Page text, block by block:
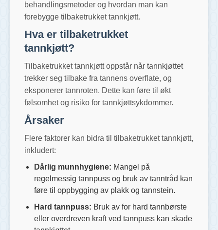
behandlingsmetoder og hvordan man kan
forebygge tilbaketrukket tannkjøtt.
Hva er tilbaketrukket
tannkjøtt?
Tilbaketrukket tannkjøtt oppstår når tannkjøttet
trekker seg tilbake fra tannens overflate, og
eksponerer tannroten. Dette kan føre til økt
følsomhet og risiko for tannkjøttsykdommer.
Årsaker
Flere faktorer kan bidra til tilbaketrukket tannkjøtt,
inkludert:
Dårlig munnhygiene: Mangel på
regelmessig tannpuss og bruk av tanntråd kan
føre til oppbygging av plakk og tannstein.
Hard tannpuss: Bruk av for hard tannbørste
eller overdreven kraft ved tannpuss kan skade